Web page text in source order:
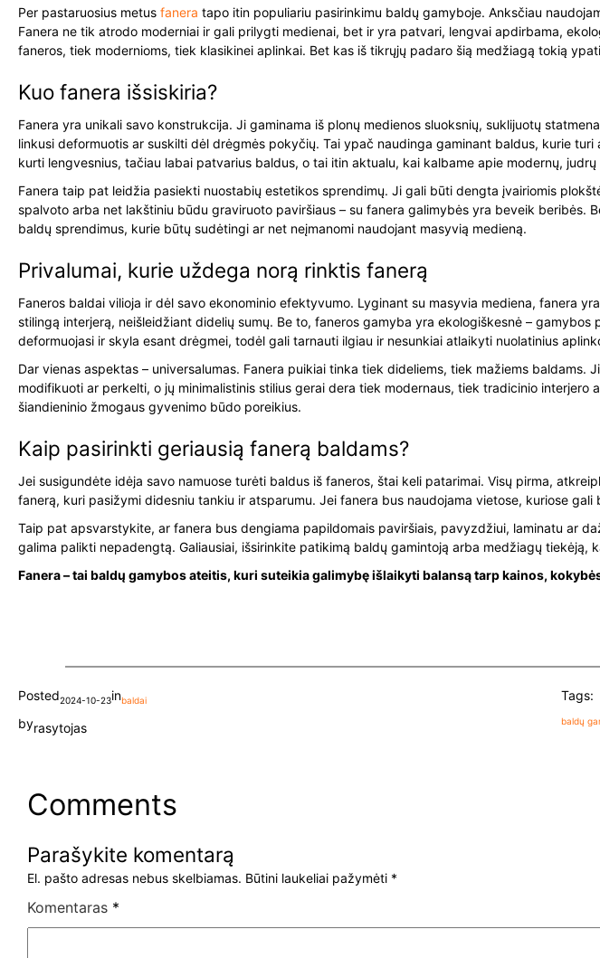
Per pastaruosius metus fanera tapo itin populiariu pasirinkimu baldų gamyboje. Anksčiau
Fanera ne tik atrodo moderniai ir gali prilygti medienai, bet ir yra patvari, lengvai apdirbama,
faneros, tiek modernioms, tiek klasikinei aplinkai. Bet kas iš tikrųjų padaro šią medžiagą tokią
Kuo fanera išsiskiria?
Fanera yra unikali savo konstrukcija. Ji gaminama iš plonų medienos sluoksnių, suklijuotų
linkusi deformuotis ar suskilti dėl drėgmės pokyčių. Tai ypač naudinga gaminant baldus, kurie
kurti lengvesnius, tačiau labai patvarius baldus, o tai itin aktualu, kai kalbame apie modernų,
Fanera taip pat leidžia pasiekti nuostabių estetikos sprendimų. Ji gali būti dengta įvairiomis
spalvoto arba net lakštiniu būdu graviruoto paviršiaus – su fanera galimybės yra beveik
baldų sprendimus, kurie būtų sudėtingi ar net neįmanomi naudojant masyvią medieną.
Privalumai, kurie uždega norą rinktis fanerą
Faneros baldai vilioja ir dėl savo ekonominio efektyvumo. Lyginant su masyvia mediena, fanera
stilingą interjerą, neišleidžiant didelių sumų. Be to, faneros gamyba yra ekologiškesnė –
deformuojasi ir skyla esant drėgmei, todėl gali tarnauti ilgiau ir nesunkiai atlaikyti nuolatinius
Dar vienas aspektas – universalumas. Fanera puikiai tinka tiek dideliems, tiek mažiems
modifikuoti ar perkelti, o jų minimalistinis stilius gerai dera tiek modernaus, tiek tradicinio
šiandieninio žmogaus gyvenimo būdo poreikius.
Kaip pasirinkti geriausią fanerą baldams?
Jei susigundėte idėja savo namuose turėti baldus iš faneros, štai keli patarimai. Visų pirma,
fanerą, kuri pasižymi didesniu tankiu ir atsparumu. Jei fanera bus naudojama vietose, kuriose
Taip pat apsvarstykite, ar fanera bus dengiama papildomais paviršiais, pavyzdžiui, laminatu ar
galima palikti nepadengtą. Galiausiai, išsirinkite patikimą baldų gamintoją arba medžiagų tiekėją,
Fanera – tai baldų gamybos ateitis, kuri suteikia galimybę išlaikyti balansą tarp kainos,
Posted2024-10-23inbaldai
byrasytojas
Tags:
baldų
Comments
Parašykite komentarą
El. pašto adresas nebus skelbiamas. Būtini laukeliai pažymėti *
Komentaras *